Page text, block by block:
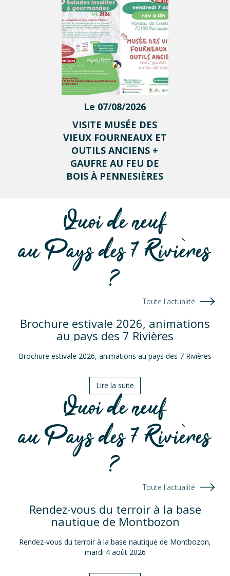
Le 07/08/2026
VISITE MUSÉE DES
VIEUX FOURNEAUX ET
OUTILS ANCIENS +
GAUFRE AU FEU DE
BOIS À PENNESIÈRES
Quoi de neuf
au Pays des 7 Rivières
?
Toute l'actualité
Brochure estivale 2026, animations
au pays des 7 Rivières
Brochure estivale 2026, animations au pays des 7 Rivières
Lire la suite
Quoi de neuf
au Pays des 7 Rivières
?
Toute l'actualité
Rendez-vous du terroir à la base
nautique de Montbozon
Rendez-vous du terroir à la base nautique de Montbozon,
mardi 4 août 2026